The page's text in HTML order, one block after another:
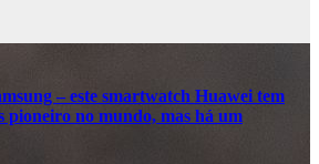
– este smartwatch Huawei tem
pioneiro no mundo, mas há um